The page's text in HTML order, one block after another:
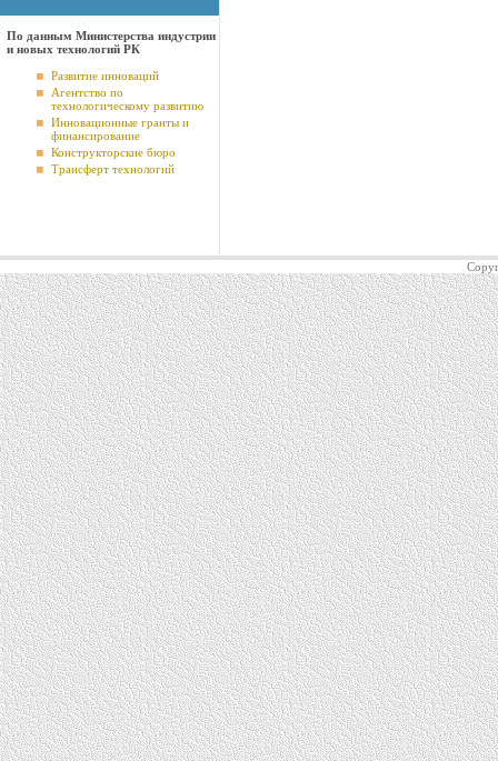
По данным Министерства индустрии
и новых технологий РК
Развитие инноваций
Агентство по
технологическому развитию
Инновационные гранты и
финансирование
Конструкторские бюро
Трансферт технологий